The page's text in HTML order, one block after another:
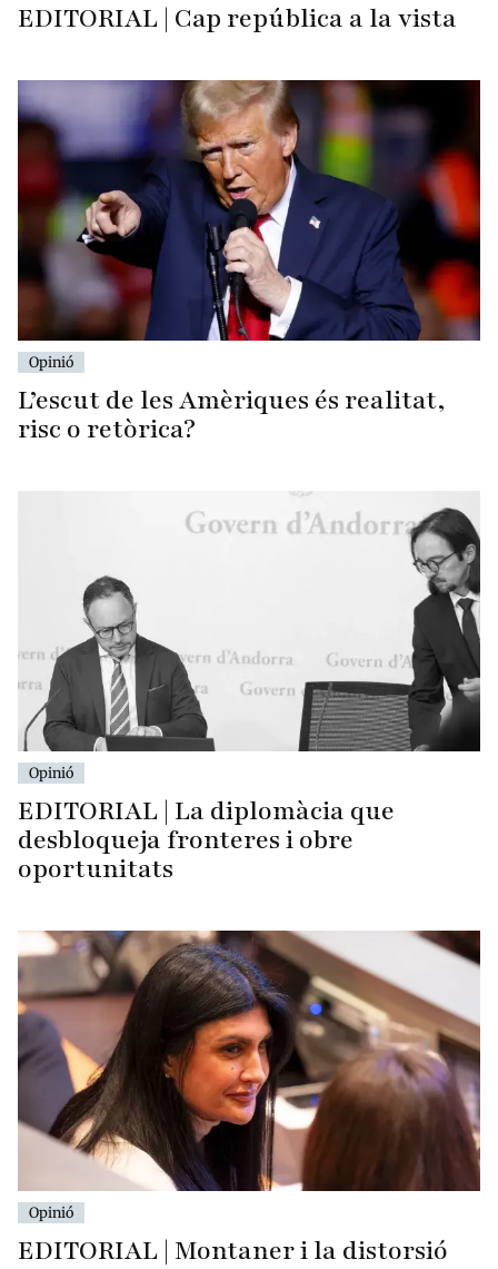
EDITORIAL | Cap república a la vista
Opinió
L’escut de les Amèriques és realitat,
risc o retòrica?
Opinió
EDITORIAL | La diplomàcia que
desbloqueja fronteres i obre
oportunitats
Opinió
EDITORIAL | Montaner i la distorsió